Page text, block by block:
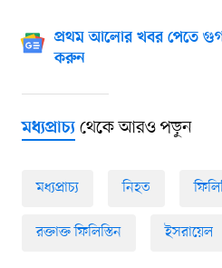
প্রথম আলোর খবর পেতে
করুন
মধ্যপ্রাচ্যথেকে আরও পড়ুন
মধ্যপ্রাচ্য নিহত
রক্তাক্ত ফিলিস্তিন ইসরায়েল